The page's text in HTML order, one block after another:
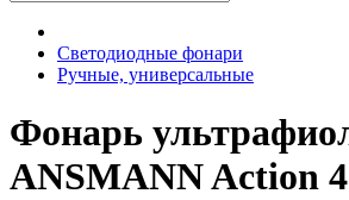
Светодиодные фонари
Ручные, универсальные
Фонарь
ANSMANN Action